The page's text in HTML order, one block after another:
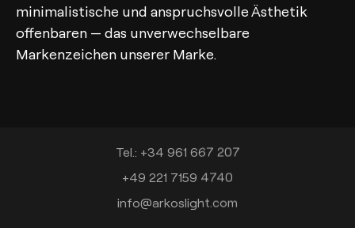
minimalistische und anspruchsvolle Ästhetik
offenbaren — das unverwechselbare
Markenzeichen unserer Marke.
Tel.: +34 961 667 207
+49 221 7159 4740
info@arkoslight.com